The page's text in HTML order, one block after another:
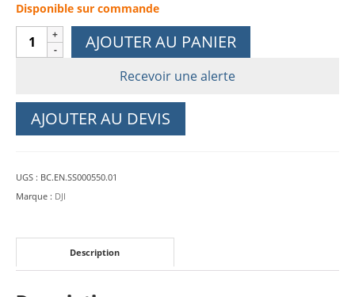
Disponible sur commande
quantité
de
Gear
Cover
AJOUTER AU PANIER
Recevoir une alerte
AJOUTER AU DEVIS
UGS : BC.EN.SS000550.01
Marque : DJI
Description